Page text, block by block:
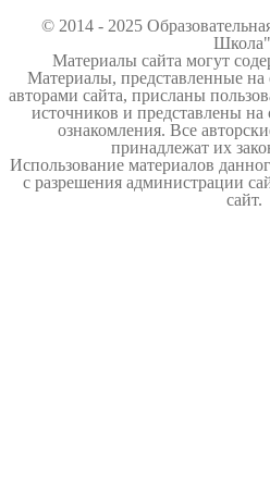
© 2014 - 2025
Материалы сайта могут
Материалы, представленные на
авторами сайта, присланы
источников и представлены на
ознакомления. Все
принадлежат их
Использование материалов
с разрешения администрации
сайт.